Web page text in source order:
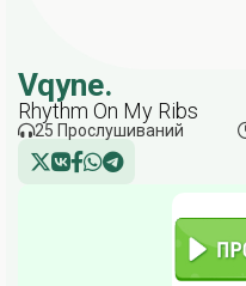
Vqyne.
Rhythm On My Ribs
25 Прослушиваний